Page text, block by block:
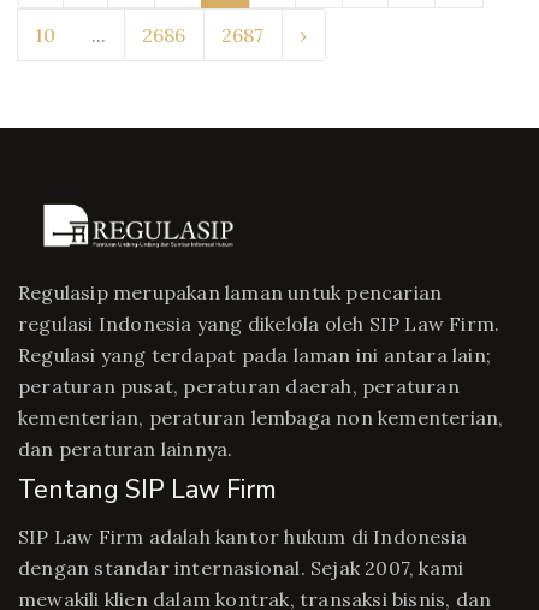
10 ... 2686 2687 ›
Regulasip merupakan laman untuk pencarian
regulasi Indonesia yang dikelola oleh SIP Law Firm.
Regulasi yang terdapat pada laman ini antara lain;
peraturan pusat, peraturan daerah, peraturan
kementerian, peraturan lembaga non kementerian,
dan peraturan lainnya.
Tentang SIP Law Firm
SIP Law Firm adalah kantor hukum di Indonesia
dengan standar internasional. Sejak 2007, kami
mewakili klien dalam kontrak, transaksi bisnis, dan